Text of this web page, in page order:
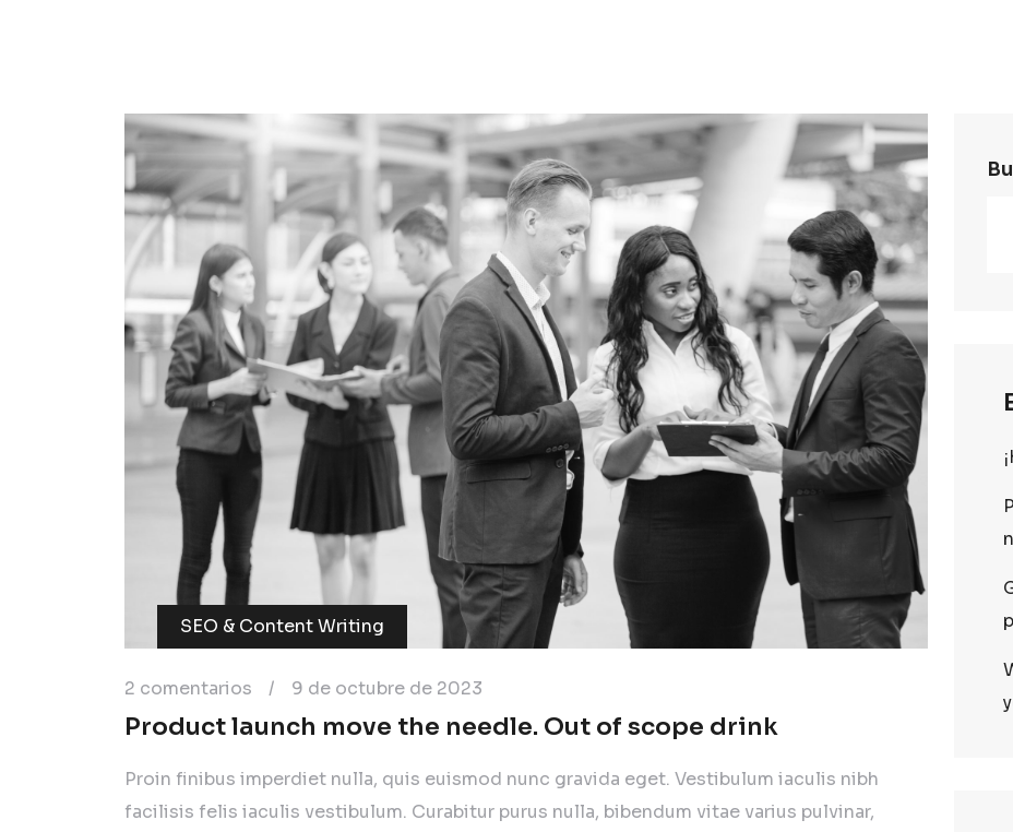
SEO & Content Writing
2 comentarios / 9 de octubre de 2023
Product launch move the needle. Out of scope drink
Proin finibus imperdiet nulla, quis euismod nunc gravida eget. Vestibulum iaculis nibh
facilisis felis iaculis vestibulum. Curabitur purus nulla, bibendum vitae varius pulvinar,